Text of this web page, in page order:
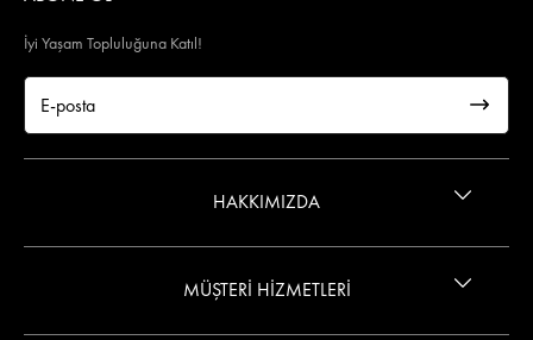
İyi Yaşam Topluluğuna Katıl!
HAKKIMIZDA
Gizlilik ve Güvenlik Politikası
MÜŞTERİ HİZMETLERİ